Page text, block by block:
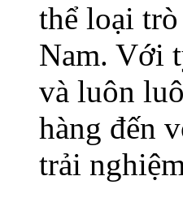
thể loại
Nam. Với
và luôn
hàng đến
trải